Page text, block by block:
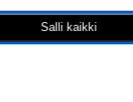
alla): 288 kpl
Salli kaikki